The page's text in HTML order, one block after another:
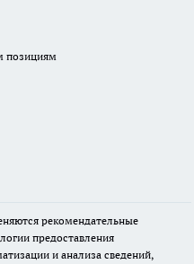
позициям
рекомендательные
предоставления
и анализа сведений,